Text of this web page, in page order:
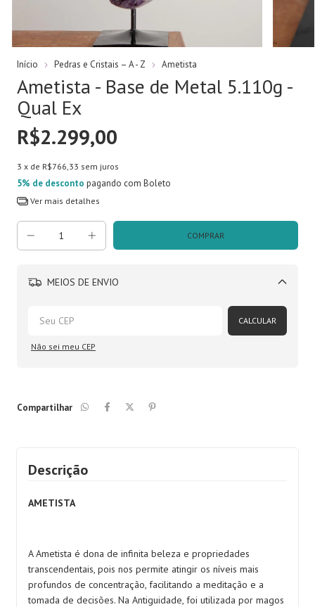
Início Pedras e Cristais – A - Z Ametista
Ametista - Base de Metal 5.110g -
Qual Ex
R$2.299,00
3 x de R$766,33 sem juros
5% de desconto pagando com Boleto
Ver mais detalhes
MEIOS DE ENVIO
Alterar CEP
CALCULAR
Não sei meu CEP
Compartilhar
Descrição
AMETISTA
A Ametista é dona de infinita beleza e propriedades
transcendentais, pois nos permite atingir os níveis mais
profundos de concentração, facilitando a meditação e a
tomada de decisões. Na Antiguidade, foi utilizada por magos